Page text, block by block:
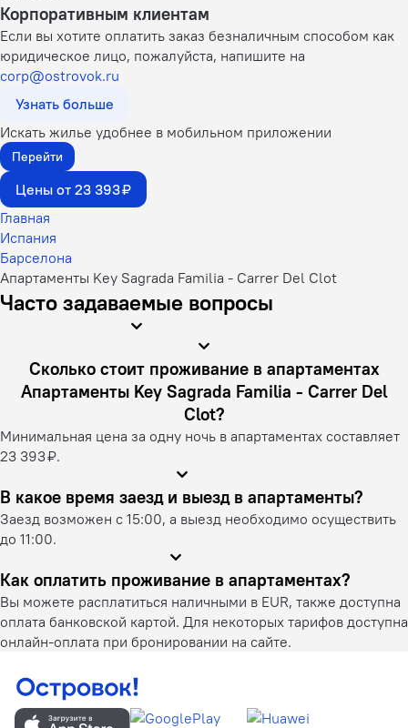
Корпоративным клиентам
Если вы хотите оплатить заказ безналичным способом как
юридическое лицо, пожалуйста, напишите на
corp@ostrovok.ru
Узнать больше
Искать жилье удобнее в мобильном приложении
Перейти
Цены от 23 393 ₽
Главная
Испания
Барселона
Апартаменты Key Sagrada Familia - Carrer Del Clot
Часто задаваемые вопросы
Сколько стоит проживание в апартаментах
Апартаменты Key Sagrada Familia - Carrer Del
Clot?
Минимальная цена за одну ночь в апартаментах составляет
23 393 ₽.
В какое время заезд и выезд в апартаменты?
Заезд возможен с 15:00, а выезд необходимо осуществить
до 11:00.
Как оплатить проживание в апартаментах?
Вы можете расплатиться наличными в EUR, также доступна
оплата банковской картой. Для некоторых тарифов доступна
онлайн-оплата при бронировании на сайте.